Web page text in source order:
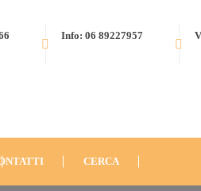
Info: 06 89227957
CERCA
2013-12